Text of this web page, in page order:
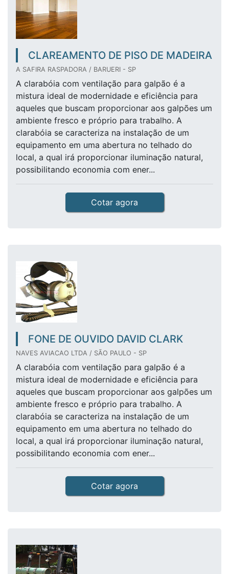
CLAREAMENTO DE PISO DE MADEIRA
A SAFIRA RASPADORA / BARUERI - SP
A clarabóia com ventilação para galpão é a
mistura ideal de modernidade e eficiência para
aqueles que buscam proporcionar aos galpões um
ambiente fresco e próprio para trabalho. A
clarabóia se caracteriza na instalação de um
equipamento em uma abertura no telhado do
local, a qual irá proporcionar iluminação natural,
possibilitando economia com ener...
Cotar agora
FONE DE OUVIDO DAVID CLARK
NAVES AVIACAO LTDA / SÃO PAULO - SP
A clarabóia com ventilação para galpão é a
mistura ideal de modernidade e eficiência para
aqueles que buscam proporcionar aos galpões um
ambiente fresco e próprio para trabalho. A
clarabóia se caracteriza na instalação de um
equipamento em uma abertura no telhado do
local, a qual irá proporcionar iluminação natural,
possibilitando economia com ener...
Cotar agora